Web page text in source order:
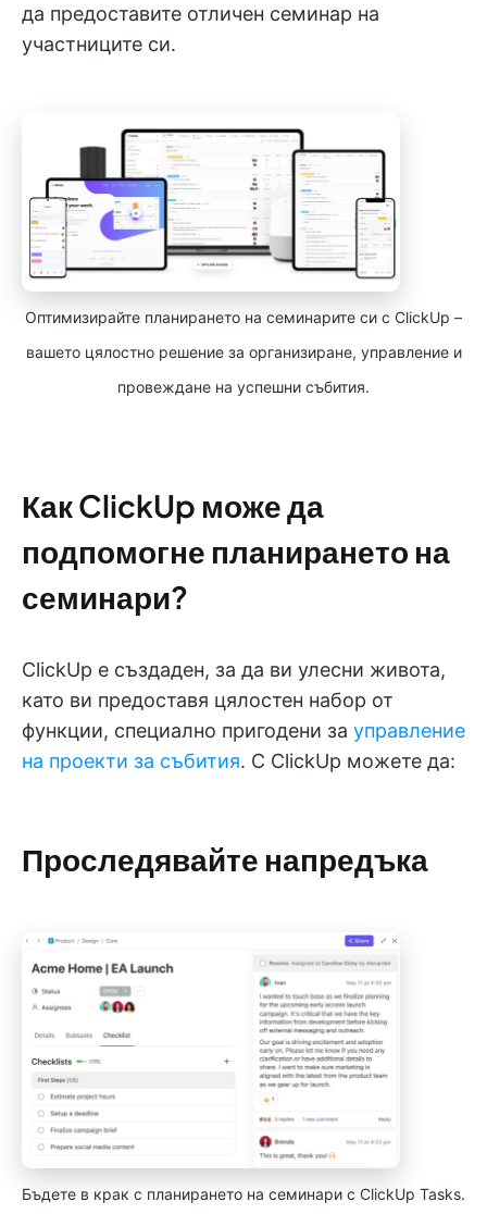
да предоставите отличен семинар на
участниците си.
Оптимизирайте планирането на семинарите си с ClickUp –
вашето цялостно решение за организиране, управление и
провеждане на успешни събития.
Как ClickUp може да
подпомогне планирането на
семинари?
ClickUp е създаден, за да ви улесни живота,
като ви предоставя цялостен набор от
функции, специално пригодени за управление
на проекти за събития. С ClickUp можете да:
Проследявайте напредъка
Бъдете в крак с планирането на семинари с ClickUp Tasks.